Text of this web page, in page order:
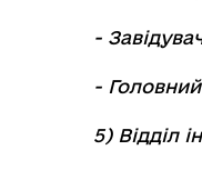
-
- Головний
5) Відділ